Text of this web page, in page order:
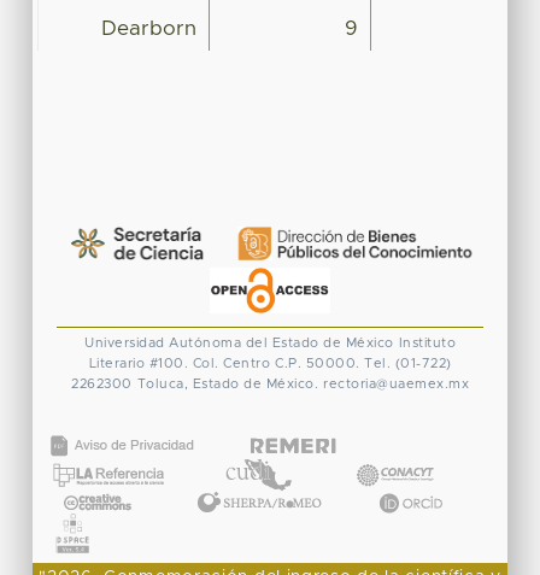
Dearborn 9
Universidad Autónoma del Estado de México
Instituto
Literario #100. Col. Centro C.P. 50000. Tel. (01-722)
2262300 Toluca, Estado de México. rectoria@uaemex.mx